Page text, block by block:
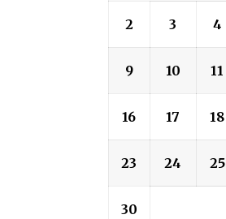
2 3 4
9 10 11
16 17 18
23 24 25
30